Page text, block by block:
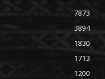
7873
3894
1830
1713
1200